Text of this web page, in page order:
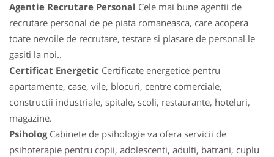
Agentie Recrutare Personal Cele mai bune agentii de
recrutare personal de pe piata romaneasca, care acopera
toate nevoile de recrutare, testare si plasare de personal le
gasiti la noi..
Certificat Energetic Certificate energetice pentru
apartamente, case, vile, blocuri, centre comerciale,
constructii industriale, spitale, scoli, restaurante, hoteluri,
magazine.
PsihologCabinete de psihologie va ofera servicii de
psihoterapie pentru copii, adolescenti, adulti, batrani, cuplu